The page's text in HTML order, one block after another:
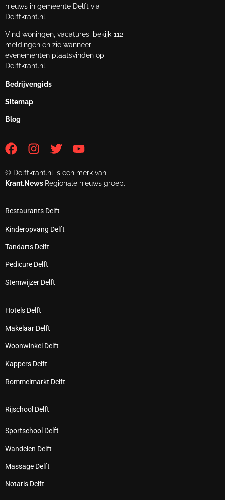
nieuws in gemeente Delft via
Delftkrant.nl.
Vind woningen, vacatures, bekijk 112
meldingen en zie wanneer
evenementen plaatsvinden op
Delftkrant.nl.
Bedrijvengids
Sitemap
Blog
© Delftkrant.nl is een merk van
Krant.News Regionale nieuws groep.
Restaurants Delft
Kinderopvang Delft
Tandarts Delft
Pedicure Delft
Stemwijzer Delft
Hotels Delft
Makelaar Delft
Woonwinkel Delft
Kappers Delft
Rommelmarkt Delft
Rijschool Delft
Sportschool Delft
Wandelen Delft
Massage Delft
Notaris Delft